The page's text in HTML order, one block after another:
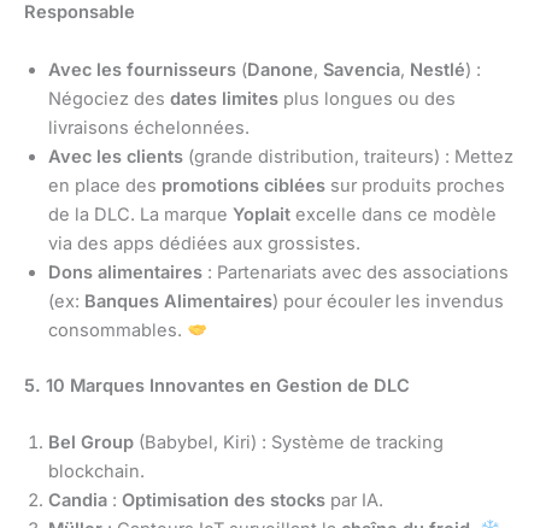
Responsable
Avec les fournisseurs (Danone, Savencia, Nestlé) :
Négociez des dates limites plus longues ou des
livraisons échelonnées.
Avec les clients (grande distribution, traiteurs) : Mettez
en place des promotions ciblées sur produits proches
de la DLC. La marque Yoplait excelle dans ce modèle
via des apps dédiées aux grossistes.
Dons alimentaires : Partenariats avec des associations
(ex: Banques Alimentaires) pour écouler les invendus
consommables.
5. 10 Marques Innovantes en Gestion de DLC
Bel Group (Babybel, Kiri) : Système de tracking
blockchain.
Candia : Optimisation des stocks par IA.